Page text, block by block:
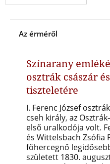
Az érméről
Színarany
osztrák császár
tiszteletére
I. Ferenc József
cseh király, az
első uralkodója volt.
és Wittelsbach Zsófia
főhercegnő
született 1830.